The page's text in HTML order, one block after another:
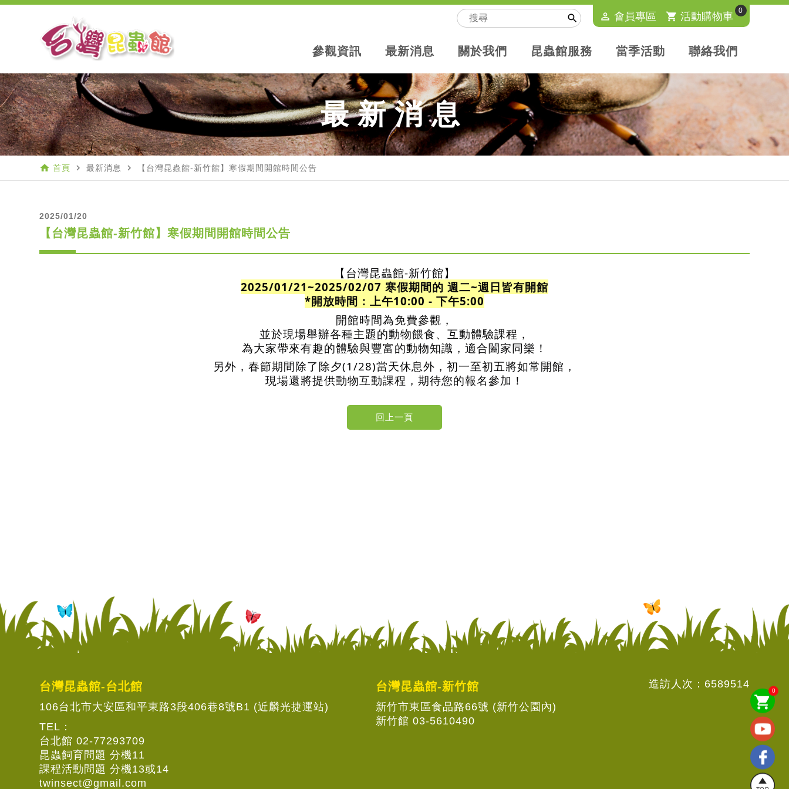
 perm_identity 會員專區 shopping_cart 活動購物車 0
參觀資訊 最新消息 關於我們 昆蟲館服務 當季活動 聯絡我們
最新消息
home 首頁 navigate_next 最新消息 navigate_next 【台灣昆蟲館-新竹館】寒假期間開館時間公告
2025/01/20
【台灣昆蟲館-新竹館】寒假期間開館時間公告
【台灣昆蟲館-新竹館】
2025/01/21~2025/02/07 寒假期間的 週二~週日皆有開館
*開放時間：上午10:00 - 下午5:00
開館時間為免費參觀，
並於現場舉辦各種主題的動物餵食、互動體驗課程，
為大家帶來有趣的體驗與豐富的動物知識，適合闔家同樂！
另外，春節期間除了除夕(1/28)當天休息外，初一至初五將如常開館，
現場還將提供動物互動課程， 期待您的報名參加！
shopping_cart
0
台灣昆蟲館-台北館
106台北市大安區和平東路3段406巷8號B1 (近麟光捷運站)
TEL：
台北館 02-77293709
昆蟲飼育問題 分機11
課程活動問題 分機13或14
twinsect@gmail.com
台灣昆蟲館-新竹館
新竹市東區食品路66號 (新竹公園內)
新竹館 03-5610490
造訪人次： 6589514